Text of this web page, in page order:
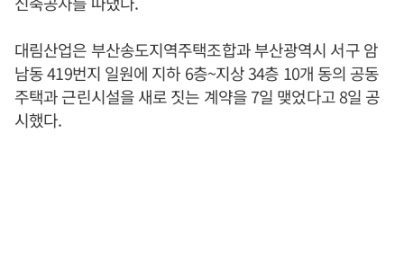
대림산업은 부산송도지역주택조합과 부산광역시 서구 암
남동 419번지 일원에 지하 6층~지상 34층 10개 동의 공동
주택과 근린시설을 새로 짓는 계약을 7일 맺었다고 8일 공
시했다.